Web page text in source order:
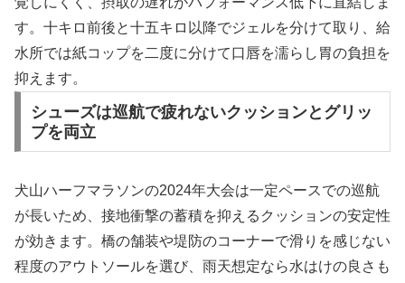
す。十キロ前後と十五キロ以降でジェルを分けて取り、給
水所では紙コップを二度に分けて口唇を濡らし胃の負担を
抑えます。
シューズは巡航で疲れないクッションとグリッ
プを両立
犬山ハーフマラソンの2024年大会は一定ペースでの巡航
が長いため、接地衝撃の蓄積を抑えるクッションの安定性
が効きます。橋の舗装や堤防のコーナーで滑りを感じない
程度のアウトソールを選び、雨天想定なら水はけの良さも